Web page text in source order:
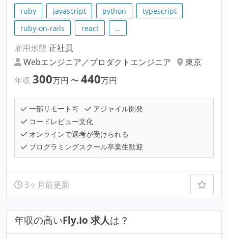
ruby javascript python
typescript
ruby-on-rails
react …
雇用形態 正社員
Webエンジニア／プロダクトエンジニア
東京
年収 300万円 〜 440万円
一部リモート可
アジャイル開発
コードレビュー文化
オンラインで選考が受けられる
プログラミングスクール卒業生歓迎
3ヶ月前更新
年収の高いFly.Io 求人は？